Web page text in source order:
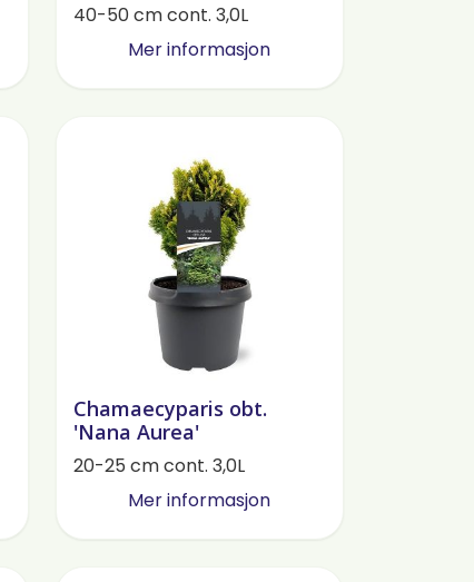
40-50 cm cont. 3,0L
Mer informasjon
Chamaecyparis obt.
'Nana Aurea'
20-25 cm cont. 3,0L
Mer informasjon